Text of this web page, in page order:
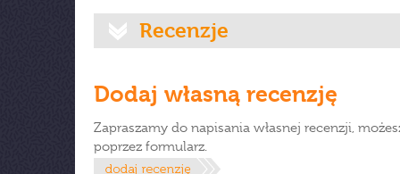
Recenzje
Dodaj własną recenzję
Zapraszamy do napisania własnej recenzji,
poprzez formularz.